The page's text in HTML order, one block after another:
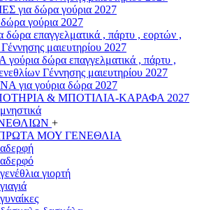
για δώρα γούρια 2027
γούρια 2027
δώρα επαγγελματικά , πάρτυ , εορτών ,
μαιευτηρίου 2027
δώρα επαγγελματικά , πάρτυ ,
Γέννησης μαιευτηρίου 2027
για γούρια δώρα 2027
& ΜΠΟΤΙΛΙΑ-ΚΑΡΑΦΑ 2027
+
ΜΟΥ ΓΕΝΕΘΛΙΑ
γιορτή